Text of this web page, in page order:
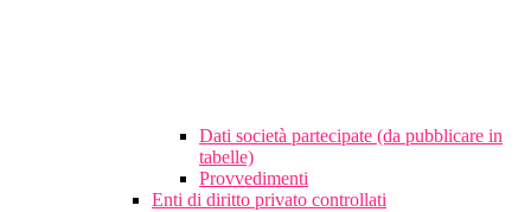
Dati società partecipate (da pubblicare in
tabelle)
Provvedimenti
Enti di diritto privato controllati